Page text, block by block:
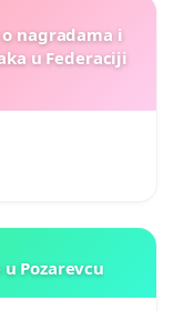
nagradama i
u Federaciji
Pozarevcu